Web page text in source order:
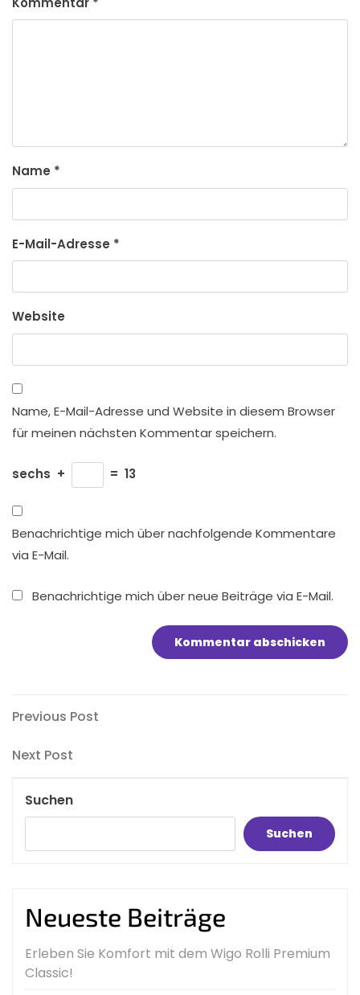
Name *
E-Mail-Adresse *
Website
Name, E-Mail-Adresse und Website in diesem Browser
für meinen nächsten Kommentar speichern.
sechs + = 13
Benachrichtige mich über nachfolgende Kommentare
via E-Mail.
Benachrichtige mich über neue Beiträge via E-Mail.
Beitragsnavigation
Previous
Previous Post
Next
Next Post
Suchen
Suchen
Neueste Beiträge
Erleben Sie Komfort mit dem Wigo Rolli Premium
Classic!